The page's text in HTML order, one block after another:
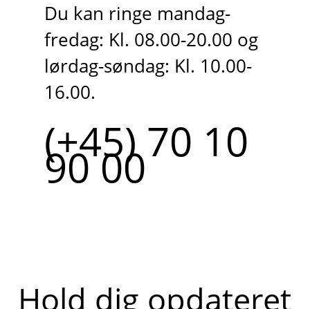
Du kan ringe mandag-
fredag: Kl. 08.00-20.00 og
lørdag-søndag: Kl. 10.00-
16.00.
(+45) 70 10
90 00
Hold dig opdateret